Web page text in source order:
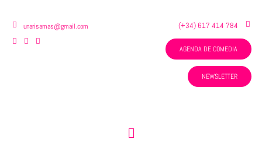
unarisamas@gmail.com (+34) 617 414 784
AGENDA DE COMEDIA
NEWSLETTER
Menú